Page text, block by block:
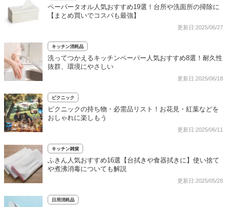
ペーパータオル人気おすすめ19選！台所や洗面所の掃除に
【まとめ買いでコスパも最強】
更新日:2025/06/27
キッチン消耗品
洗ってつかえるキッチンペーパー人気おすすめ8選！耐久性
抜群、環境にやさしい
更新日:2025/06/18
ピクニック
ピクニックの持ち物・必需品リスト！お花見・紅葉などを
おしゃれに楽しもう
更新日:2025/06/11
キッチン雑貨
ふきん人気おすすめ16選【台拭きや食器拭きに】使い捨て
や煮沸消毒についても解説
更新日:2025/05/28
日用消耗品